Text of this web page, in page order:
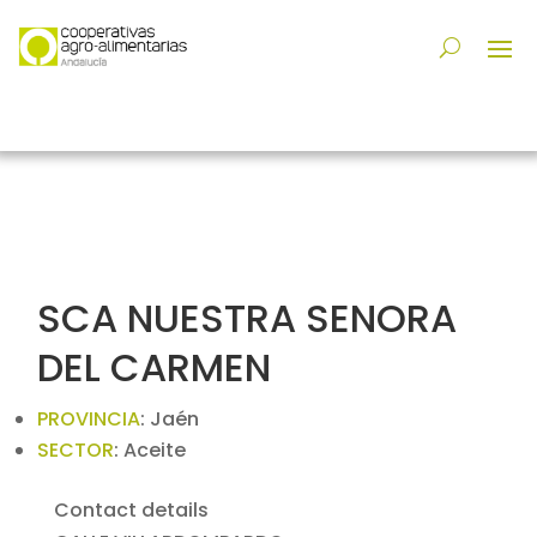
SCA NUESTRA SENORA
DEL CARMEN
PROVINCIA: Jaén
SECTOR: Aceite
Contact details